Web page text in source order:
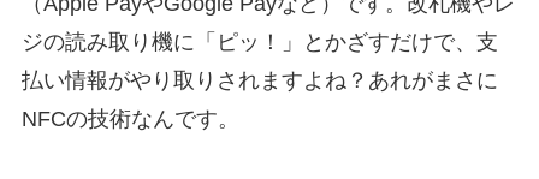
ジの読み取り機に「ピッ！」とかざすだけで、支
払い情報がやり取りされますよね？あれがまさに
NFCの技術なんです。